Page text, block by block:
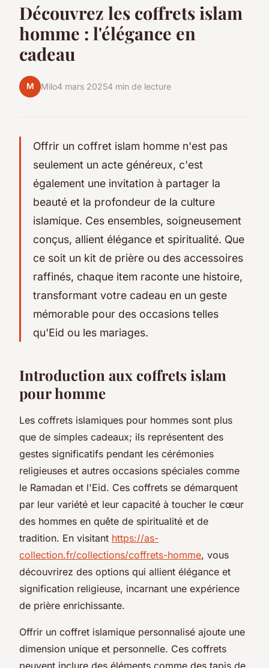
Découvrez les coffrets islam
homme : l'élégance en
cadeau
M Milo4 mars 20254 min de lecture
Offrir un coffret islam homme n'est pas
seulement un acte généreux, c'est
également une invitation à partager la
beauté et la profondeur de la culture
islamique. Ces ensembles, soigneusement
conçus, allient élégance et spiritualité. Que
ce soit un kit de prière ou des accessoires
raffinés, chaque item raconte une histoire,
transformant votre cadeau en un geste
mémorable pour des occasions telles
qu'Eid ou les mariages.
Introduction aux coffrets islam
pour homme
Les coffrets islamiques pour hommes sont plus
que de simples cadeaux; ils représentent des
gestes significatifs pendant les cérémonies
religieuses et autres occasions spéciales comme
le Ramadan et l'Eid. Ces coffrets se démarquent
par leur variété et leur capacité à toucher le cœur
des hommes en quête de spiritualité et de
tradition. En visitant https://as-
collection.fr/collections/coffrets-homme, vous
découvrirez des options qui allient élégance et
signification religieuse, incarnant une expérience
de prière enrichissante.
Offrir un coffret islamique personnalisé ajoute une
dimension unique et personnelle. Ces coffrets
peuvent inclure des éléments comme des tapis de